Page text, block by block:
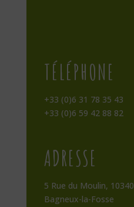
TÉLÉPHONE
+33 (0)6 31 78 35 43
+33 (0)6 59 42 88 82
ADRESSE
5 Rue du Moulin, 10340
Bagneux-la-Fosse